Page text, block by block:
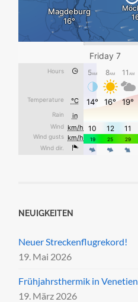
NEUIGKEITEN
Neuer Streckenflugrekord!
19. Mai 2026
Frühjahrsthermik in Venetien
19. März 2026